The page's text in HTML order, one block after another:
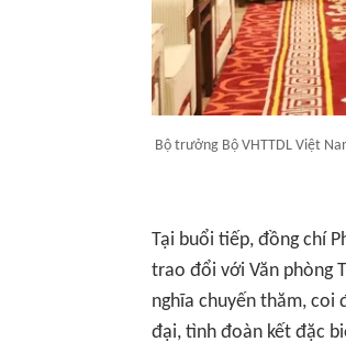
Bộ trưởng Bộ VHTTDL Việt
Tại buổi tiếp, đồng chí
trao đổi với Văn phòng
nghĩa chuyến thăm, coi
đại, tình đoàn kết đặc